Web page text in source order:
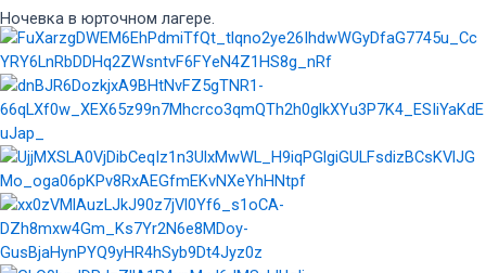
Ночевка в юрточном лагере.